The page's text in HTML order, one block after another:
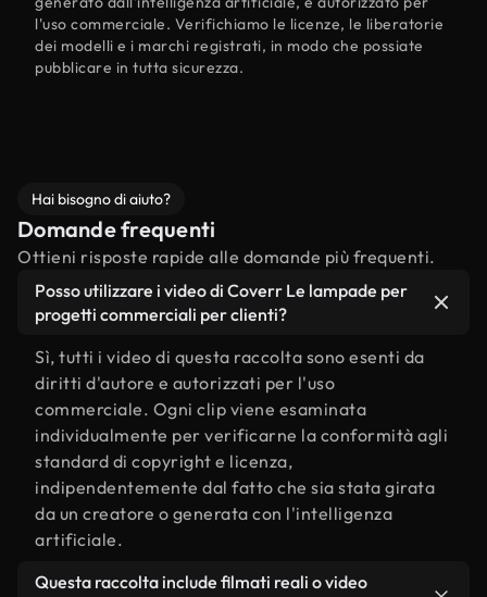
l'uso commerciale. Verifichiamo le licenze, le liberatorie
dei modelli e i marchi registrati, in modo che possiate
pubblicare in tutta sicurezza.
Hai bisogno di aiuto?
Domande frequenti
Ottieni risposte rapide alle domande più frequenti.
Posso utilizzare i video di Coverr Le lampade per
progetti commerciali per clienti?
Sì, tutti i video di questa raccolta sono esenti da
diritti d'autore e autorizzati per l'uso
commerciale. Ogni clip viene esaminata
individualmente per verificarne la conformità agli
standard di copyright e licenza,
indipendentemente dal fatto che sia stata girata
da un creatore o generata con l'intelligenza
artificiale.
Questa raccolta include filmati reali o video